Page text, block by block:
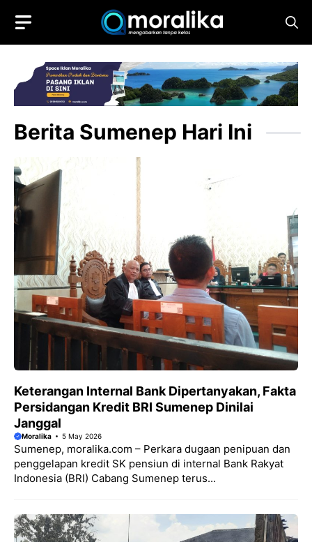
content
Berita Sumenep Hari Ini
Keterangan Internal Bank Dipertanyakan, Fakta
Persidangan Kredit BRI Sumenep Dinilai
Janggal
Moralika 5 May 2026
Sumenep, moralika.com – Perkara dugaan penipuan dan
penggelapan kredit SK pensiun di internal Bank Rakyat
Indonesia (BRI) Cabang Sumenep terus...